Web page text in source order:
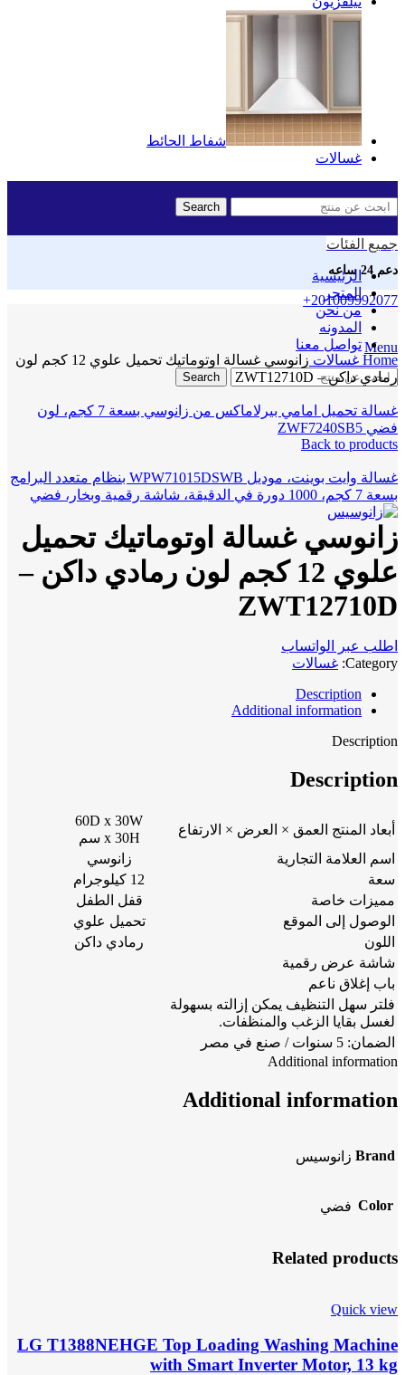
شفاط الحائط
غسالات
Search
دعم 24 ساعه
+201009992077
Menu
جميع الفئات
الرئيسية
المتجر
من نحن
المدونه
تواصل معنا
Search
Click to enlarge
Home غسالات
زانوسي غسالة اوتوماتيك تحميل علوي 12 كجم لون
رمادي داكن – ZWT12710D
غسالة تحميل امامي بيرلاماكس من زانوسي بسعة 7 كجم، لون
فضي ZWF7240SB5
Back to products
غسالة وايت بوينت، موديل WPW71015DSWB بنظام متعدد البرامج
بسعة 7 كجم، 1000 دورة في الدقيقة، شاشة رقمية وبخار، فضي
زانوسي غسالة اوتوماتيك تحميل
علوي 12 كجم لون رمادي داكن –
ZWT12710D
اطلب عبر الواتساب
Category: غسالات
Description
Additional information
Description
Description
أبعاد المنتج العمق × العرض × الارتفاع
60D x 30W
x 30H سم
اسم العلامة التجارية
زانوسي
سعة
12 كيلوجرام
مميزات خاصة
قفل الطفل
الوصول إلى الموقع
تحميل علوي
اللون
رمادي داكن
شاشة عرض رقمية
باب إغلاق ناعم
فلتر سهل التنظيف يمكن إزالته بسهولة
لغسل بقايا الزغب والمنظفات.
الضمان: 5 سنوات / صنع في مصر
Additional information
Additional information
Brand زانوسيس
Color فضي
Related products
Quick view
LG T1388NEHGE Top Loading Washing Machine
with Smart Inverter Motor, 13 kg